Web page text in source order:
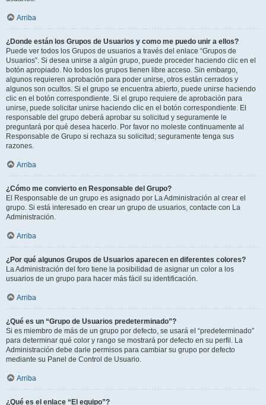
Arriba
¿Donde están los Grupos de Usuarios y como me puedo unir a ellos?
Puede ver todos los Grupos de usuarios a través del enlace “Grupos de
Usuarios”. Si desea unirse a algún grupo, puede proceder haciendo clic en el
botón apropiado. No todos los grupos tienen libre acceso. Sin embargo,
algunos requieren aprobación para poder unirse, otros están cerrados y
algunos son ocultos. Si el grupo se encuentra abierto, puede unirse haciendo
clic en el botón correspondiente. Si el grupo requiere de aprobación para
unirse, puede solicitar unirse haciendo clic en el botón correspondiente. El
responsable del grupo deberá aprobar su solicitud y seguramente le
preguntará por qué desea hacerlo. Por favor no moleste continuamente al
Responsable de Grupo si rechaza su solicitud; seguramente tenga sus
razones.
Arriba
¿Cómo me convierto en Responsable del Grupo?
El Responsable de un grupo es asignado por La Administración al crear el
grupo. Si está interesado en crear un grupo de usuarios, contacte con La
Administración.
Arriba
¿Por qué algunos Grupos de Usuarios aparecen en diferentes colores?
La Administración del foro tiene la posibilidad de asignar un color a los
usuarios de un grupo para hacer más fácil su identificación.
Arriba
¿Qué es un “Grupo de Usuarios predeterminado”?
Si es miembro de más de un grupo por defecto, se usará el “predeterminado”
para determinar qué color y rango se mostrará por defecto en su perfil. La
Administración debe darle permisos para cambiar su grupo por defecto
mediante su Panel de Control de Usuario.
Arriba
¿Qué es el enlace “El equipo”?